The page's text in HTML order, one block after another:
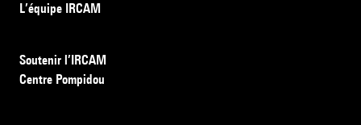
L’équipe IRCAM
Soutenir l’IRCAM
Centre Pompidou